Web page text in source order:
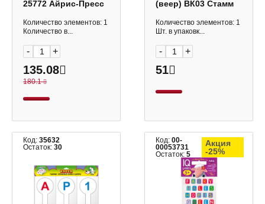
25772 Айрис-Пресс
Количество элементов: 1
Количество в...
- +
135.08
180.1
(веер) ВК03 Стамм
Количество элементов: 1
Шт. в упаковк...
- +
51
Код: 35632
Остаток: 30
Код:00-
00053731
Остаток:5
Акция
-25%